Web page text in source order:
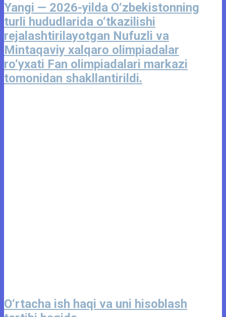
Yangi — 2026-yilda O‘zbekistonning
turli hududlarida o‘tkazilishi
rejalashtirilayotgan Nufuzli va
Mintaqaviy xalqaro olimpiadalar
ro‘yxati Fan olimpiadalari markazi
tomonidan shakllantirildi.
O‘rtacha ish haqi va uni hisoblash